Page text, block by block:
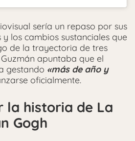
sería un repaso por sus
y los cambios sustanciales que
de la trayectoria de tres
apuntaba que el
gestando «más de año y
oficialmente.
la historia de La
Gogh